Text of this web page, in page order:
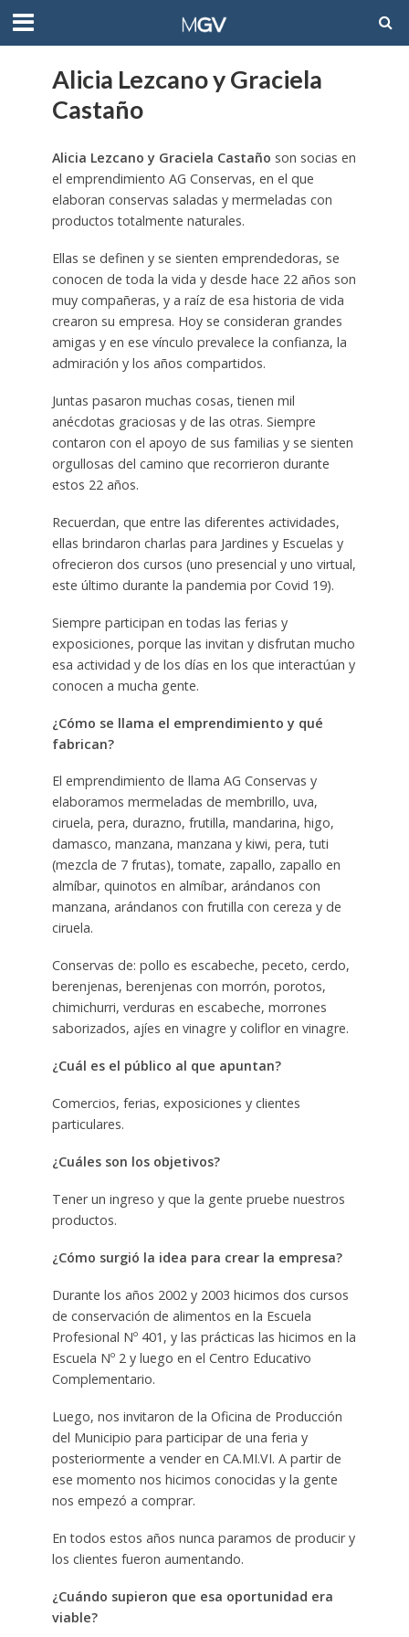
Alicia Lezcano y Graciela
Castaño
Alicia Lezcano y Graciela Castaño son socias en
el emprendimiento AG Conservas, en el que
elaboran conservas saladas y mermeladas con
productos totalmente naturales.
Ellas se definen y se sienten emprendedoras, se
conocen de toda la vida y desde hace 22 años son
muy compañeras, y a raíz de esa historia de vida
crearon su empresa. Hoy se consideran grandes
amigas y en ese vínculo prevalece la confianza, la
admiración y los años compartidos.
Juntas pasaron muchas cosas, tienen mil
anécdotas graciosas y de las otras. Siempre
contaron con el apoyo de sus familias y se sienten
orgullosas del camino que recorrieron durante
estos 22 años.
Recuerdan, que entre las diferentes actividades,
ellas brindaron charlas para Jardines y Escuelas y
ofrecieron dos cursos (uno presencial y uno virtual,
este último durante la pandemia por Covid 19).
Siempre participan en todas las ferias y
exposiciones, porque las invitan y disfrutan mucho
esa actividad y de los días en los que interactúan y
conocen a mucha gente.
¿Cómo se llama el emprendimiento y qué
fabrican?
El emprendimiento de llama AG Conservas y
elaboramos mermeladas de membrillo, uva,
ciruela, pera, durazno, frutilla, mandarina, higo,
damasco, manzana, manzana y kiwi, pera, tuti
(mezcla de 7 frutas), tomate, zapallo, zapallo en
almíbar, quinotos en almíbar, arándanos con
manzana, arándanos con frutilla con cereza y de
ciruela.
Conservas de: pollo es escabeche, peceto, cerdo,
berenjenas, berenjenas con morrón, porotos,
chimichurri, verduras en escabeche, morrones
saborizados, ajíes en vinagre y coliflor en vinagre.
¿Cuál es el público al que apuntan?
Comercios, ferias, exposiciones y clientes
particulares.
¿Cuáles son los objetivos?
Tener un ingreso y que la gente pruebe nuestros
productos.
¿Cómo surgió la idea para crear la empresa?
Durante los años 2002 y 2003 hicimos dos cursos
de conservación de alimentos en la Escuela
Profesional Nº 401, y las prácticas las hicimos en la
Escuela Nº 2 y luego en el Centro Educativo
Complementario.
Luego, nos invitaron de la Oficina de Producción
del Municipio para participar de una feria y
posteriormente a vender en CA.MI.VI. A partir de
ese momento nos hicimos conocidas y la gente
nos empezó a comprar.
En todos estos años nunca paramos de producir y
los clientes fueron aumentando.
¿Cuándo supieron que esa oportunidad era
viable?